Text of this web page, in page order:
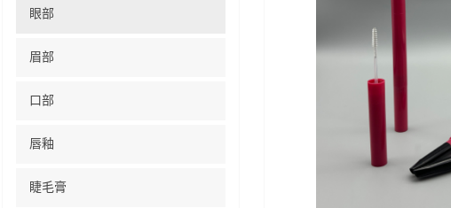
眼部
眉部
口部
唇釉
睫毛膏